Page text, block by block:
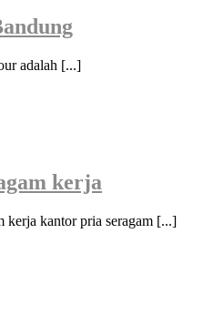
adalah [...]
kerja
kerja kantor pria seragam [...]